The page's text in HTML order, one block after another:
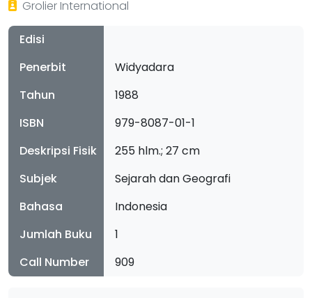
Grolier International
Edisi
Penerbit
Widyadara
Tahun
1988
ISBN
979-8087-01-1
Deskripsi Fisik
255 hlm.; 27 cm
Subjek
Sejarah dan Geografi
Bahasa
Indonesia
Jumlah Buku
1
Call Number
909